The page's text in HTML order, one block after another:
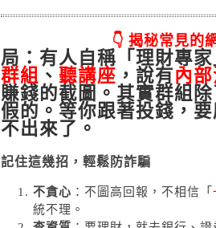
👇 揭秘常見的網路
局 ：有人自稱「理財專
群組 、 聽講座 ，說有內
賺錢的截圖。其實群組
假的。等你跟著投錢，
不出來了。
記住這幾招，輕鬆防詐騙
不貪心 ：不圖高回報，不相信「
統不理。